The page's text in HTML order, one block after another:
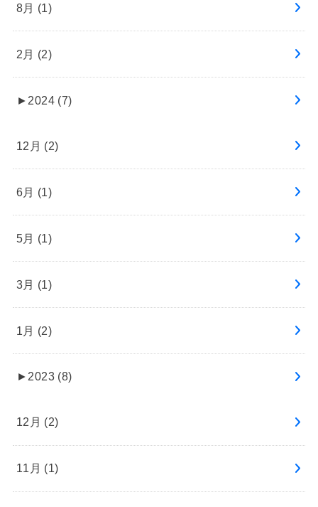
8月 (1)
2月 (2)
► 2024 (7)
12月 (2)
6月 (1)
5月 (1)
3月 (1)
1月 (2)
► 2023 (8)
12月 (2)
11月 (1)